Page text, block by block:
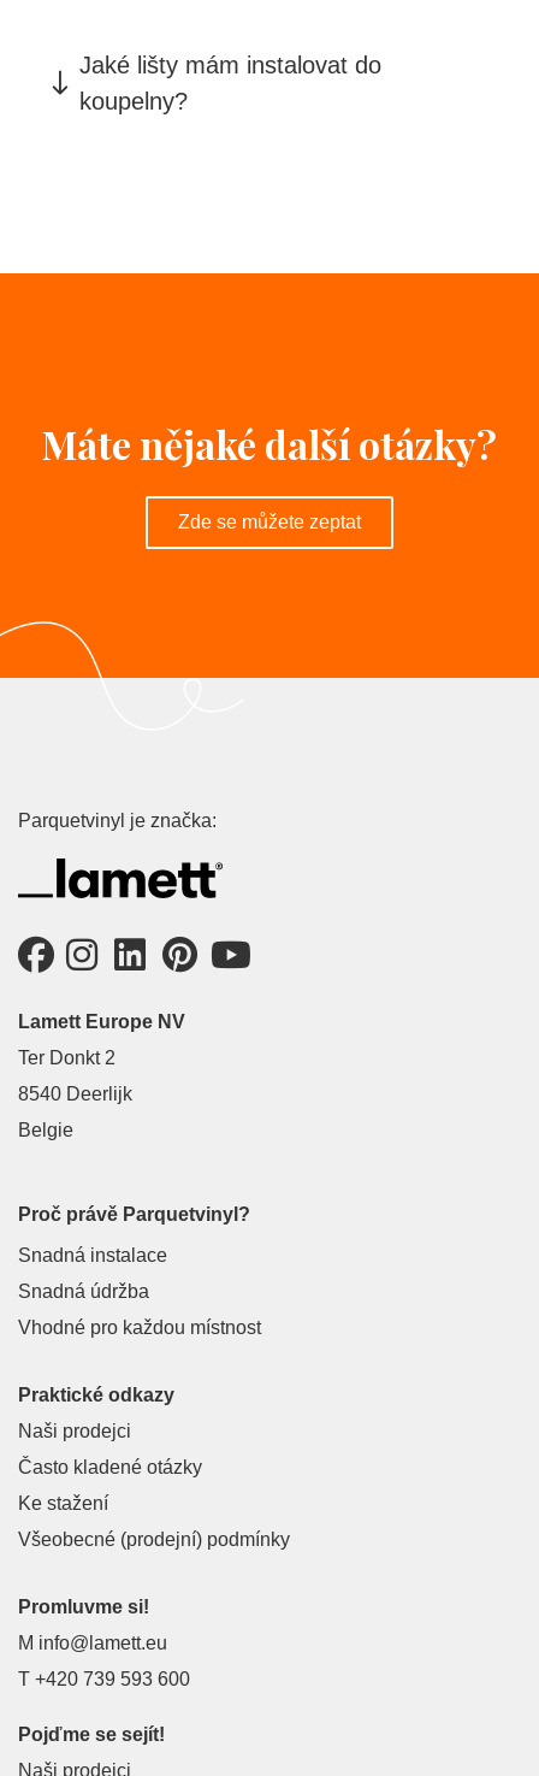
obvykle lepí na stěnu
Jaké lišty mám instalovat do
koupelny?
Máte nějaké další otázky?
Zde se můžete zeptat
Parquetvinyl je značka:
Lamett Europe NV
Ter Donkt 2
8540 Deerlijk
Belgie
Proč právě Parquetvinyl?
Snadná instalace
Snadná údržba
Vhodné pro každou místnost
Praktické odkazy
Naši prodejci
Často kladené otázky
Ke stažení
Všeobecné (prodejní) podmínky
Promluvme si!
M info@lamett.eu
T +420 739 593 600
Pojďme se sejít!
Naši prodejci